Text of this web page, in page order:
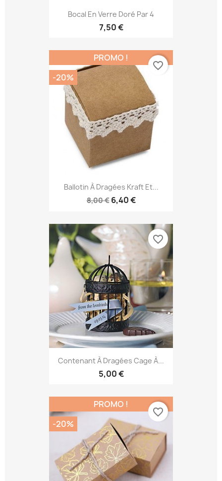
Bocal En Verre Doré Par 4
7,50 €
Ballotin À Dragées Kraft Et...
8,00 € 6,40 €
PROMO !
-20%
favorite_border
Contenant À Dragées Cage À...
5,00 €
favorite_border
PROMO !
-20%
favorite_border